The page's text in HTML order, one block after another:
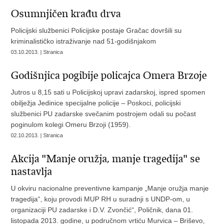
Osumnjičen krađu drva
Policijski službenici Policijske postaje Gračac dovršili su
kriminalističko istraživanje nad 51-godišnjakom
03.10.2013. | Stranica
Godišnjica pogibije policajca Omera Brzoje
Jutros u 8,15 sati u Policijskoj upravi zadarskoj, ispred spomen
obilježja Jedinice specijalne policije – Poskoci, policijski
službenici PU zadarske svečanim postrojem odali su počast
poginulom kolegi Omeru Brzoji (1959).
02.10.2013. | Stranica
Akcija "Manje oružja, manje tragedija" se
nastavlja
U okviru nacionalne preventivne kampanje „Manje oružja manje
tragedija“, koju provodi MUP RH u suradnji s UNDP-om, u
organizaciji PU zadarske i D.V. Zvončić“, Poličnik, dana 01.
listopada 2013. godine, u područnom vrtiću Murvica – Briševo,